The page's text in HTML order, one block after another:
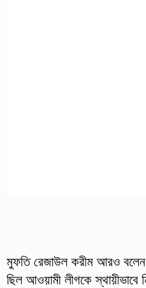
মুফতি রেজাউল করীম আরও
ছিল আওয়ামী লীগকে স্থায়ীভাবে